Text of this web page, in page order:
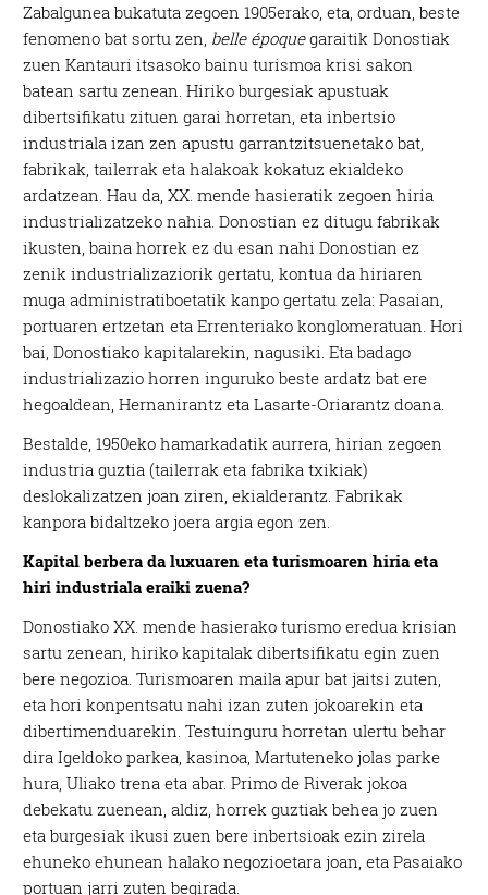
Zabalgunea bukatuta zegoen 1905erako, eta, orduan, beste
fenomeno bat sortu zen, belle époquegaraitik Donostiak
zuen Kantauri itsasoko bainu turismoa krisi sakon
batean sartu zenean. Hiriko burgesiak apustuak
dibertsifikatu zituen garai horretan, eta inbertsio
industriala izan zen apustu garrantzitsuenetako bat,
fabrikak, tailerrak eta halakoak kokatuz ekialdeko
ardatzean. Hau da, XX. mende hasieratik zegoen hiria
industrializatzeko nahia. Donostian ez ditugu fabrikak
ikusten, baina horrek ez du esan nahi Donostian ez
zenik industrializaziorik gertatu, kontua da hiriaren
muga administratiboetatik kanpo gertatu zela: Pasaian,
portuaren ertzetan eta Errenteriako konglomeratuan. Hori
bai, Donostiako kapitalarekin, nagusiki. Eta badago
industrializazio horren inguruko beste ardatz bat ere
hegoaldean, Hernanirantz eta Lasarte-Oriarantz doana.
Bestalde, 1950eko hamarkadatik aurrera, hirian zegoen
industria guztia (tailerrak eta fabrika txikiak)
deslokalizatzen joan ziren, ekialderantz. Fabrikak
kanpora bidaltzeko joera argia egon zen.
Kapital berbera da luxuaren eta turismoaren hiria eta
hiri industriala eraiki zuena?
Donostiako XX. mende hasierako turismo eredua krisian
sartu zenean, hiriko kapitalak dibertsifikatu egin zuen
bere negozioa. Turismoaren maila apur bat jaitsi zuten,
eta hori konpentsatu nahi izan zuten jokoarekin eta
dibertimenduarekin. Testuinguru horretan ulertu behar
dira Igeldoko parkea, kasinoa, Martuteneko jolas parke
hura, Uliako trena eta abar. Primo de Riverak jokoa
debekatu zuenean, aldiz, horrek guztiak behea jo zuen
eta burgesiak ikusi zuen bere inbertsioak ezin zirela
ehuneko ehunean halako negozioetara joan, eta Pasaiako
portuan jarri zuten begirada.